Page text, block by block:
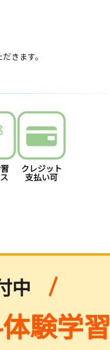
きます。
クレジット
支払い可
中
験学習